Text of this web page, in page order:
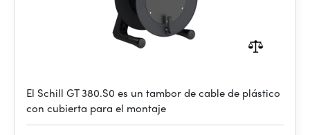
El Schill GT 380.S0 es un tambor de cable de plástico
con cubierta para el montaje